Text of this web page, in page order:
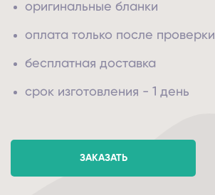
оригинальные бланки
оплата только после проверки
бесплатная доставка
срок изготовления - 1 день
ЗАКАЗАТЬ